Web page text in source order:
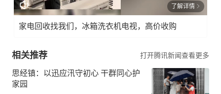
了解详情
家电回收找我们，冰箱洗衣机电视，高价收购
相关推荐 打开腾讯新闻查看更多
思经镇：以迅应汛守初心 干群同心护
家园